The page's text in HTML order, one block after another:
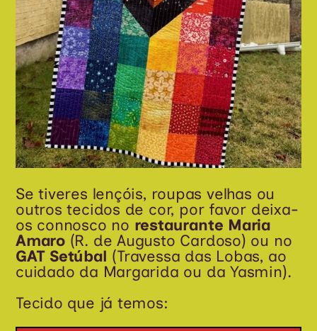
Se tiveres lençóis, roupas velhas ou
outros tecidos de cor, por favor deixa-
os connosco no restaurante Maria
Amaro(R. de Augusto Cardoso) ou no
GAT Setúbal (Travessa das Lobas, ao
cuidado da Margarida ou da Yasmin).
Tecido que já temos: